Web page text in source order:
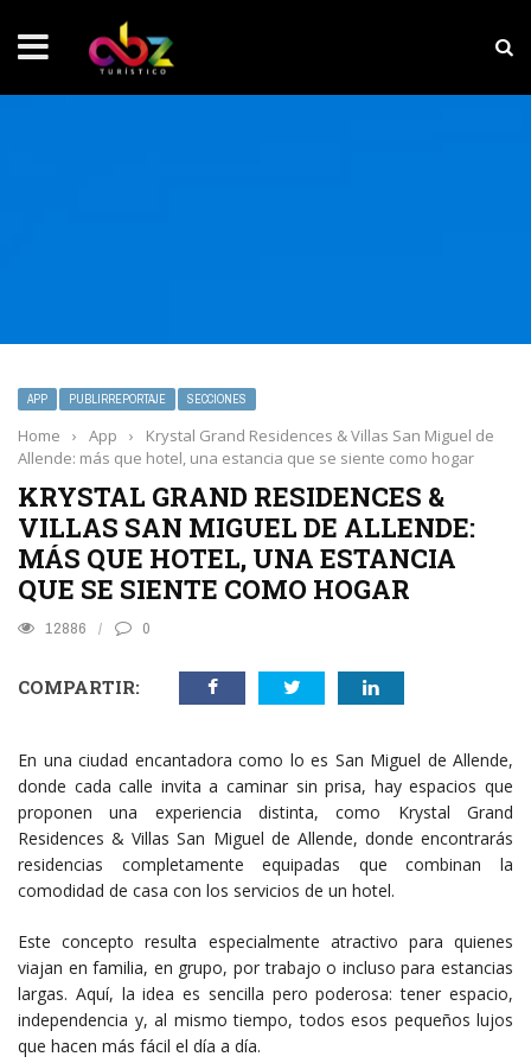
NOTICIAS SOBRESALIENTES
APP PUBLIRREPORTAJE SECCIONES
Home › App ›
Krystal Grand Residences & Villas San Miguel de
Allende: más que hotel, una estancia que se siente como hogar
KRYSTAL GRAND RESIDENCES &
VILLAS SAN MIGUEL DE ALLENDE:
MÁS QUE HOTEL, UNA ESTANCIA
QUE SE SIENTE COMO HOGAR
12886 0
COMPARTIR:
En una ciudad encantadora como lo es San Miguel de Allende,
donde cada calle invita a caminar sin prisa, hay espacios que
proponen una experiencia distinta, como Krystal Grand
Residences & Villas San Miguel de Allende, donde encontrarás
residencias completamente equipadas que combinan la
comodidad de casa con los servicios de un hotel.
Este concepto resulta especialmente atractivo para quienes
viajan en familia, en grupo, por trabajo o incluso para estancias
largas. Aquí, la idea es sencilla pero poderosa: tener espacio,
independencia y, al mismo tiempo, todos esos pequeños lujos
que hacen más fácil el día a día.